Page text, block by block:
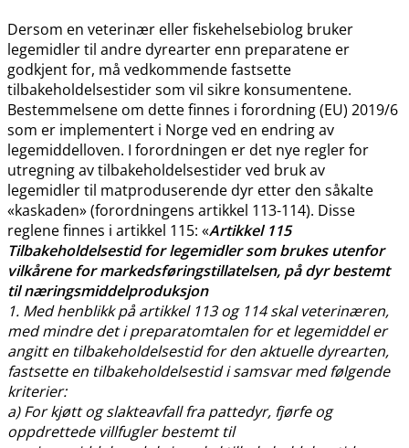
Dersom en veterinær eller fiskehelsebiolog bruker
legemidler til andre dyrearter enn preparatene er
godkjent for, må vedkommende fastsette
tilbakeholdelsestider som vil sikre konsumentene.
Bestemmelsene om dette finnes i forordning (EU) 2019/6
som er implementert i Norge ved en endring av
legemiddelloven. I forordningen er det nye regler for
utregning av tilbakeholdelsestider ved bruk av
legemidler til matproduserende dyr etter den såkalte
«kaskaden» (forordningens artikkel 113-114). Disse
reglene finnes i artikkel 115: «Artikkel 115
Tilbakeholdelsestid for legemidler som brukes utenfor
vilkårene for markedsføringstillatelsen, på dyr bestemt
til næringsmiddelproduksjon
1. Med henblikk på artikkel 113 og 114 skal veterinæren,
med mindre det i preparatomtalen for et legemiddel er
angitt en tilbakeholdelsestid for den aktuelle dyrearten,
fastsette en tilbakeholdelsestid i samsvar med følgende
kriterier:
a) For kjøtt og slakteavfall fra pattedyr, fjørfe og
oppdrettede villfugler bestemt til